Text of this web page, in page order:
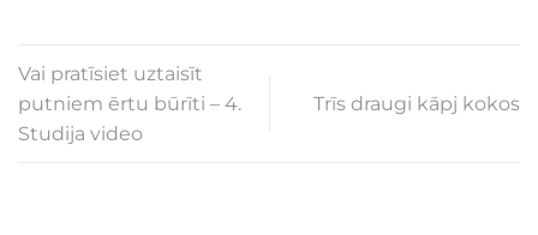
Vai pratīsiet uztaisīt
putniem ērtu būrīti – 4.
Studija video
Trīs draugi kāpj kokos